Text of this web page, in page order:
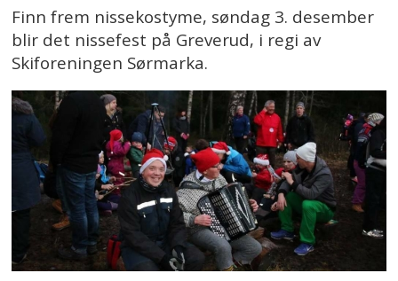
Finn frem nissekostyme, søndag 3. desember
blir det nissefest på Greverud, i regi av
Skiforeningen Sørmarka.